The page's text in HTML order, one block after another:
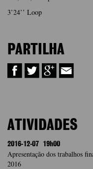
3’24’’ Loop
PARTILHA
ATIVIDADES
2016-12-07 19h00
Apresentação dos trabalhos
2016